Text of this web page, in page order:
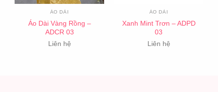
ÁO DÀI
Áo Dài Vàng Rồng –
ADCR 03
Liên hệ
ÁO DÀI
Xanh Mint Trơn – ADPD
03
Liên hệ